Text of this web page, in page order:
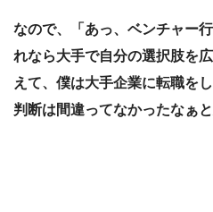
なので、「あっ、ベンチャー
れなら大手で自分の選択肢を
えて、僕は大手企業に転職を
判断は間違ってなかったなぁと